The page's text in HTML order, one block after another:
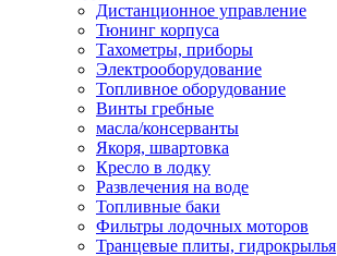
Дистанционное управление
Тюнинг корпуса
Тахометры, приборы
Электрооборудование
Топливное оборудование
Винты гребные
масла/консерванты
Якоря, швартовка
Кресло в лодку
Развлечения на воде
Топливные баки
Фильтры лодочных моторов
Транцевые плиты, гидрокрылья